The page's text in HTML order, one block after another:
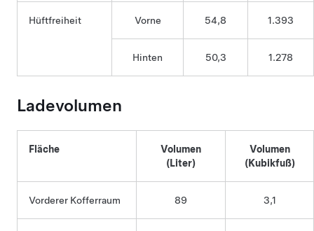
Hüftfreiheit Vorne 54,8 1.393
Hinten 50,3 1.278
Ladevolumen
Fläche
Volumen
(Liter)
Volumen
(Kubikfuß)
Vorderer Kofferraum 89 3,1